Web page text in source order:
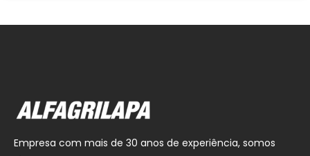
Empresa com mais de 30 anos de experiência, somos